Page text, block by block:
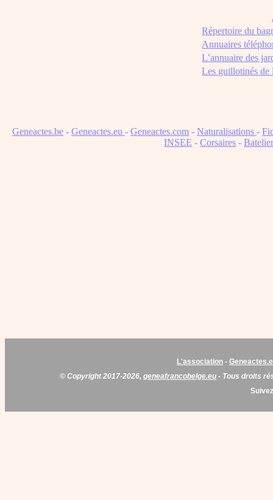
Répertoire du
Annuaires
L’annuaire des
Les guillotinés de
Geneactes.be - Geneactes.eu - Geneactes.com - Naturalisations -
INSEE -Corsaires -
L'association -
© Copyright 2017-2026,geneafrancobelge.eu - Tous droits